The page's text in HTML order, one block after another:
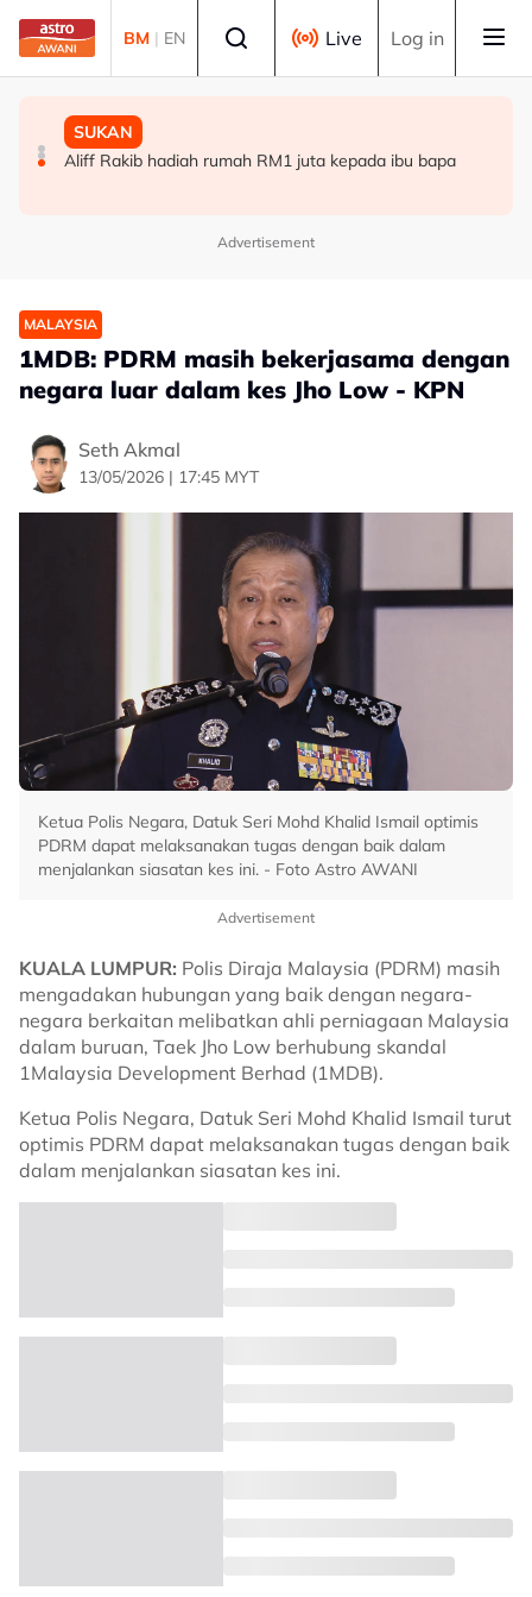
Skip to main content
BM | EN Live Log in
MALAYSIA
Bapa lemas cuba selamatkan anak jatuh kolam ikan
SUKAN
Gol Pavithran bawa Harimau Malaya ke separuh akhir
SUKAN
Aliff Rakib hadiah rumah RM1 juta kepada ibu bapa
Advertisement
MALAYSIA
1MDB: PDRM masih bekerjasama dengan
negara luar dalam kes Jho Low - KPN
Seth Akmal
13/05/2026 | 17:45 MYT
Ketua Polis Negara, Datuk Seri Mohd Khalid Ismail optimis
PDRM dapat melaksanakan tugas dengan baik dalam
menjalankan siasatan kes ini. - Foto Astro AWANI
Advertisement
KUALA LUMPUR: Polis Diraja Malaysia (PDRM) masih
mengadakan hubungan yang baik dengan negara-
negara berkaitan melibatkan ahli perniagaan Malaysia
dalam buruan, Taek Jho Low berhubung skandal
1Malaysia Development Berhad (1MDB).
Ketua Polis Negara, Datuk Seri Mohd Khalid Ismail turut
optimis PDRM dapat melaksanakan tugas dengan baik
dalam menjalankan siasatan kes ini.